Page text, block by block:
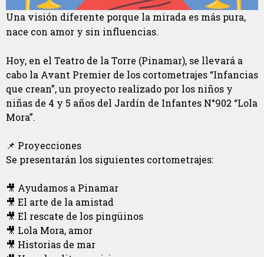
Una visión diferente porque la mirada es más pura,
nace con amor y sin influencias.
Hoy, en el Teatro de la Torre (Pinamar), se llevará a
cabo la Avant Premier de los cortometrajes “Infancias
que crean”, un proyecto realizado por los niños y
niñas de 4 y 5 años del Jardín de Infantes N°902 “Lola
Mora”.
📌 Proyecciones
Se presentarán los siguientes cortometrajes:
🎥 Ayudamos a Pinamar
🎥 El arte de la amistad
🎥 El rescate de los pingüinos
🎥 Lola Mora, amor
🎥 Historias de mar